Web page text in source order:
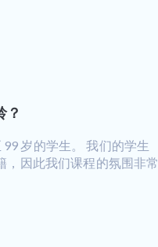
？
岁的学生。 我们的学生
，因此我们课程的氛围非常